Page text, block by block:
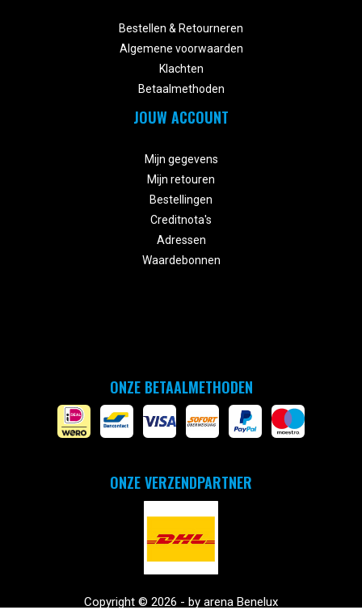
Bestellen & Retourneren
Algemene voorwaarden
Klachten
Betaalmethoden
JOUW ACCOUNT
Mijn gegevens
Mijn retouren
Bestellingen
Creditnota's
Adressen
Waardebonnen
ONZE BETAALMETHODEN
ONZE VERZENDPARTNER
Copyright © 2026 - by arena Benelux